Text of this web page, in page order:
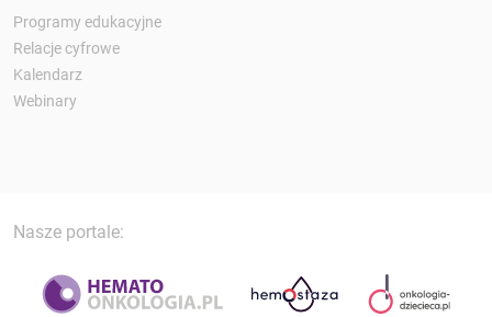
Programy edukacyjne
Relacje cyfrowe
Kalendarz
Webinary
Nasze portale: